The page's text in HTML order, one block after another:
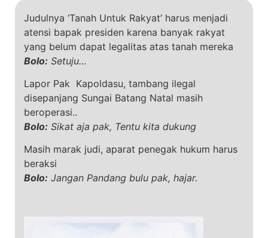
Judulnya ‘Tanah Untuk Rakyat’ harus menjadi
atensi bapak presiden karena banyak rakyat
yang belum dapat legalitas atas tanah mereka
Bolo: Setuju…
Lapor Pak Kapoldasu, tambang ilegal
disepanjang Sungai Batang Natal masih
beroperasi..
Bolo: Sikat aja pak, Tentu kita dukung
Masih marak judi, aparat penegak hukum harus
beraksi
Bolo: Jangan Pandang bulu pak, hajar.